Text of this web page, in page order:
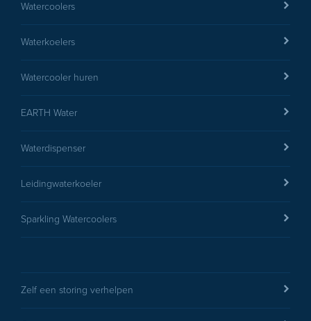
Watercoolers
Waterkoelers
Watercooler huren
EARTH Water
Waterdispenser
Leidingwaterkoeler
Sparkling Watercoolers
Zelf een storing verhelpen